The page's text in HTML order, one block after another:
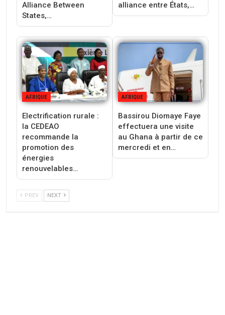
Alliance Between
States,…
alliance entre États,…
AFRIQUE
Electrification rurale :
la CEDEAO
recommande la
promotion des
énergies
renouvelables…
AFRIQUE
Bassirou Diomaye Faye
effectuera une visite
au Ghana à partir de ce
mercredi et en…
PREV NEXT